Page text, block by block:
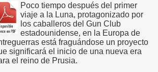
Poco tiempo después del primer
viaje a la Luna, protagonizado por
los caballeros del Gun Club
estadounidense, en la Europa de
está fraguándose un proyecto
significará el inicio de una nueva era
el reino de Prusia.